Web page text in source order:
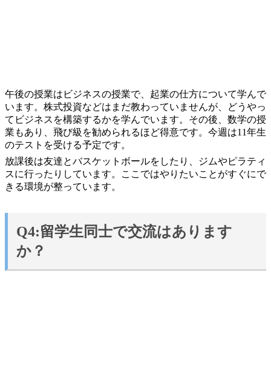
午後の授業はビジネスの授業で、起業の仕方について学んで
います。株式投資などはまだ教わっていませんが、どうやっ
てビジネスを構築するかを学んでいます。その後、数学の授
業もあり、飛び級を勧められるほど得意です。今週は11年生
のテストを受ける予定です。
放課後は友達とバスケットボールをしたり、ジムやピラティ
スに行ったりしています。ここではやりたいことがすぐにで
きる環境が整っています。
Q4:留学生同士で交流はあります
か？